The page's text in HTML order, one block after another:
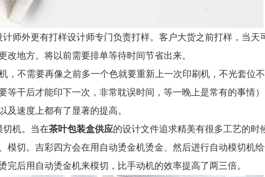
师外更有打样设计师专门负责打样。客户大货之前打样，当天
改地方。将以前需要排单等待时间节省出来。
，不需要再像之前多一个色就要重新上一次印刷机，不光套位
等干后才能印下一次，非常耽误时间，等一晚上是常有的事情
及速度上都有了显著的提高。
切机。当在茶叶包装盒供应的设计文件追求精美有很多工艺的时
模切。吉彩四方会在用自动烫金机烫金、然后进行自动模切机
完后用自动烫金机来模切，比手动机的效率提高了两三倍。